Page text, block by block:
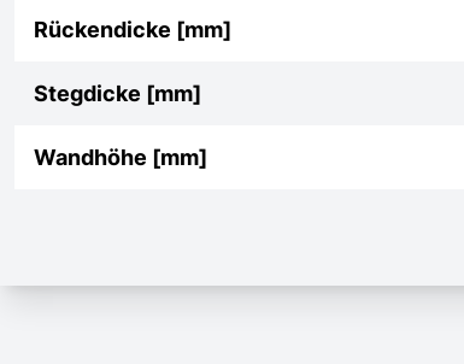
Rückendicke [mm]
Stegdicke [mm]
Wandhöhe [mm]